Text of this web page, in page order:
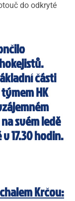
do odkryté
části
HK
svém ledě
17.30 hodin.
Krčou: